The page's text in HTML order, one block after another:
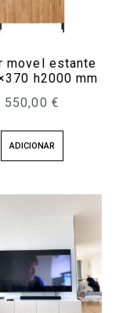
movel estante
h2000 mm
550,00 €
ADICIONAR